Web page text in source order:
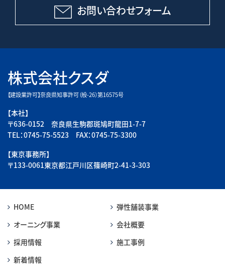
お問い合わせフォーム
株式会社クスダ
【建設業許可】奈良県知事許可（般-26）第16575号
【本社】
〒636-0152 奈良県生駒郡斑鳩町龍田1-7-7
TEL：0745-75-5523 FAX：0745-75-3300
【東京事務所】
〒133-0061東京都江戸川区篠崎町2-41-3-303
HOME
弾性舗装事業
オーニング事業
会社概要
採用情報
施工事例
新着情報